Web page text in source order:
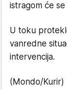
istragom će
U toku
vanredne
intervencija.
(Mondo/Kurir)